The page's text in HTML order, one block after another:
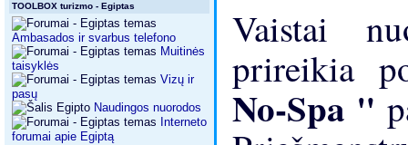
TOOLBOX turizmo - Egiptas
Ambasados ​​ir svarbus telefono
Muitinės
taisyklės
Vizų ir
pasų
Naudingos nuorodos
Interneto
forumai apie Egiptą
Vaistai
prireikia
No-Spa "